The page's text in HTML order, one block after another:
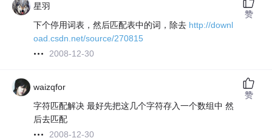
星羽
下个停用词表，然后匹配表中的词，除去 http://downl
oad.csdn.net/source/270815
2008-12-30
赞
waizqfor
字符匹配解决 最好先把这几个字符存入一个数组中 然
后去匹配
2008-12-30
赞